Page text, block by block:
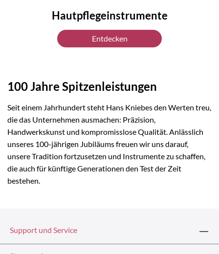
Hautpflegeinstrumente
Entdecken
100 Jahre Spitzenleistungen
Seit einem Jahrhundert steht Hans Kniebes den Werten treu,
die das Unternehmen ausmachen: Präzision,
Handwerkskunst und kompromisslose Qualität. Anlässlich
unseres 100-jährigen Jubiläums freuen wir uns darauf,
unsere Tradition fortzusetzen und Instrumente zu schaffen,
die auch für künftige Generationen den Test der Zeit
bestehen.
Support und Service